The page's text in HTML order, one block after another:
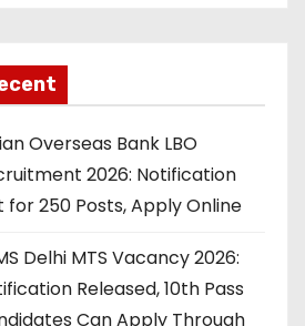
Overseas Bank LBO
2026: Notification
for 250 Posts, Apply Online
Delhi MTS Vacancy 2026:
Released, 10th Pass
Can Apply Through